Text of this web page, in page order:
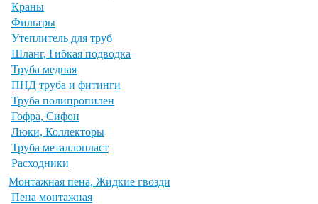
Краны
Фильтры
Утеплитель для труб
Шланг, Гибкая подводка
Труба медная
ПНД труба и фитинги
Труба полипропилен
Гофра, Сифон
Люки, Коллекторы
Труба металлопласт
Расходники
Монтажная пена, Жидкие гвозди
Пена монтажная